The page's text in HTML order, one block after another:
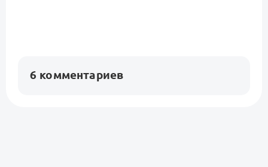
6 комментариев